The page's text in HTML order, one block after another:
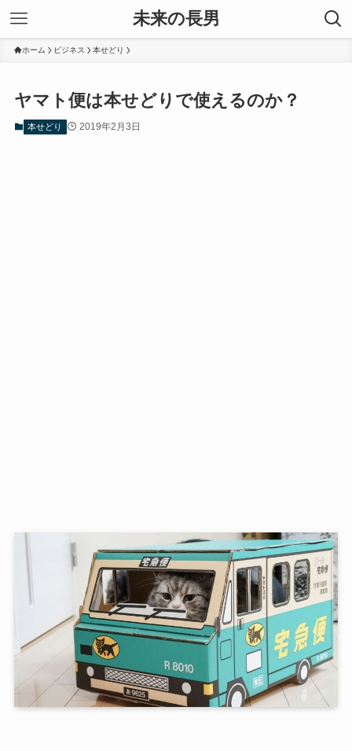
未来の長男
ホーム ビジネス 本せどり
ヤマト便は本せどりで使えるのか？
本せどり 2019年2月3日